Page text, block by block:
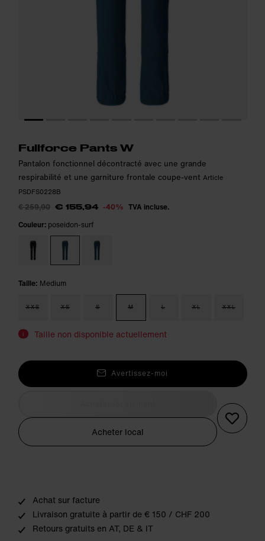
Fullforce Pants W
Pantalon fonctionnel décontracté avec une grande
respirabilité et une garniture frontale coupe-vent Article
PSDFS0228B
€ 259,90 € 155,94 -40% TVA incluse.
Couleur: poseidon-surf
Taille: Medium
XXS XS S M L XL XXL
i Taille non disponible actuellement
Avertissez-moi
Acheter local
Achat sur facture
Livraison gratuite à partir de € 150 / CHF 200
Retours gratuits en AT, DE & IT